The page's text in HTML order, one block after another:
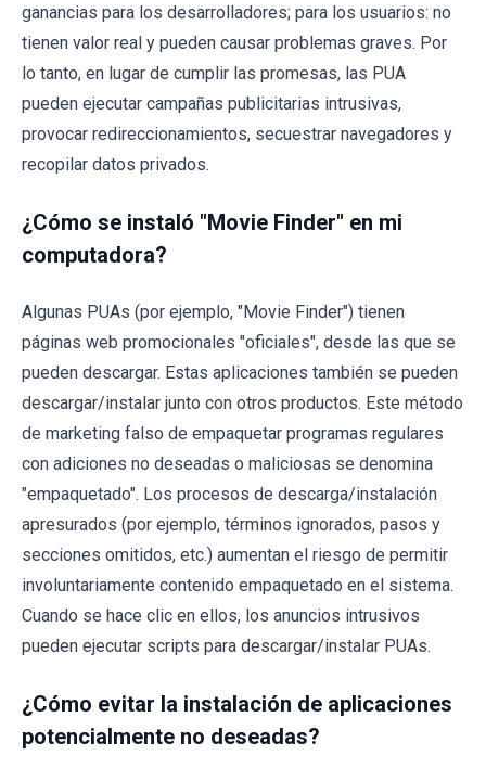
ganancias para los desarrolladores; para los usuarios: no
tienen valor real y pueden causar problemas graves. Por
lo tanto, en lugar de cumplir las promesas, las PUA
pueden ejecutar campañas publicitarias intrusivas,
provocar redireccionamientos, secuestrar navegadores y
recopilar datos privados.
¿Cómo se instaló "Movie Finder" en mi
computadora?
Algunas PUAs (por ejemplo, "Movie Finder") tienen
páginas web promocionales "oficiales", desde las que se
pueden descargar. Estas aplicaciones también se pueden
descargar/instalar junto con otros productos. Este método
de marketing falso de empaquetar programas regulares
con adiciones no deseadas o maliciosas se denomina
"empaquetado". Los procesos de descarga/instalación
apresurados (por ejemplo, términos ignorados, pasos y
secciones omitidos, etc.) aumentan el riesgo de permitir
involuntariamente contenido empaquetado en el sistema.
Cuando se hace clic en ellos, los anuncios intrusivos
pueden ejecutar scripts para descargar/instalar PUAs.
¿Cómo evitar la instalación de aplicaciones
potencialmente no deseadas?